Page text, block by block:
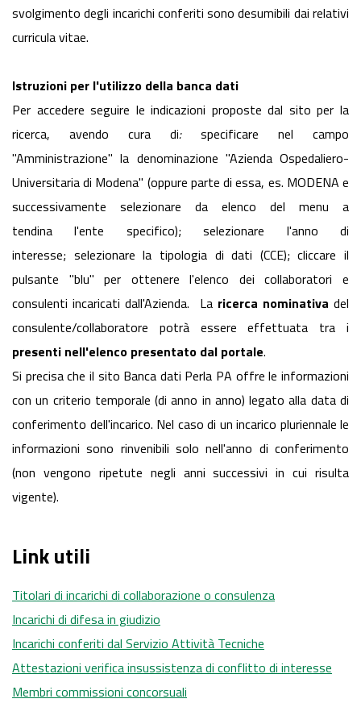
svolgimento degli incarichi conferiti sono desumibili dai relativi
curricula vitae.
Istruzioni per l'utilizzo della banca dati
Per accedere seguire le indicazioni proposte dal sito per la
ricerca, avendo cura di:specificare nel campo
"Amministrazione" la denominazione "Azienda Ospedaliero-
Universitaria di Modena" (oppure parte di essa, es. MODENA e
successivamente selezionare da elenco del menu a
tendina l'ente specifico); selezionare l'anno di
interesse; selezionare la tipologia di dati (CCE); cliccare il
pulsante "blu" per ottenere l'elenco dei collaboratori e
consulenti incaricati dall'Azienda. La ricerca nominativa del
consulente/collaboratore potrà essere effettuata tra i
presenti nell'elenco presentato dal portale.
Si precisa che il sito Banca dati Perla PA offre le informazioni
con un criterio temporale (di anno in anno) legato alla data di
conferimento dell'incarico. Nel caso di un incarico pluriennale le
informazioni sono rinvenibili solo nell'anno di conferimento
(non vengono ripetute negli anni successivi in cui risulta
vigente).
Link utili
Titolari di incarichi di collaborazione o consulenza
Incarichi di difesa in giudizio
Incarichi conferiti dal Servizio Attività Tecniche
Attestazioni verifica insussistenza di conflitto di interesse
Membri commissioni concorsuali